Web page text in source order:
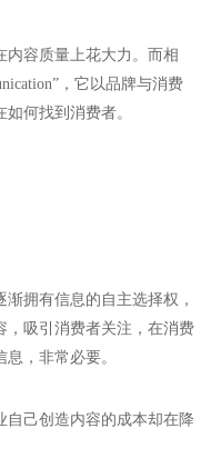
内容质量上花大力。而相
，它以品牌与消费
何找到消费者。
拥有信息的自主选择权，
，吸引消费者关注，在消费
，非常必要。
自己创造内容的成本却在降